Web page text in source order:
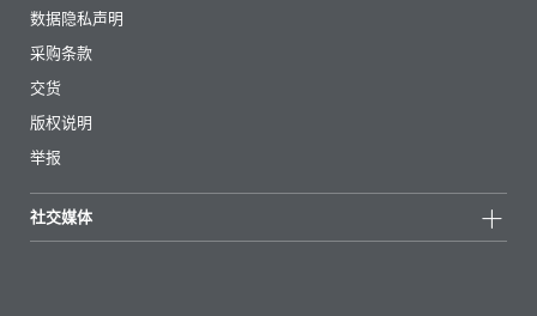
下载
数据隐私声明
采购条款
交货
版权说明
举报
社交媒体